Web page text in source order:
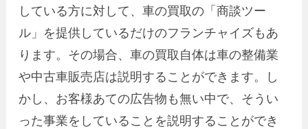
している方に対して、車の買取の「商談ツー
ル」を提供しているだけのフランチャイズもあ
ります。その場合、車の買取自体は車の整備業
や中古車販売店は説明することができます。し
かし、お客様あての広告物も無い中で、そうい
った事業をしていることを説明することができ